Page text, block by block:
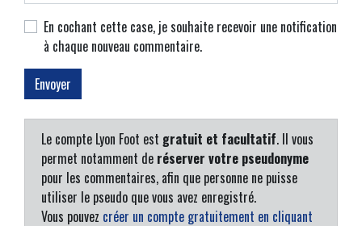
En cochant cette case, je souhaite recevoir une notification
à chaque nouveau commentaire.
Le compte Lyon Foot est gratuit et facultatif. Il vous
permet notamment de réserver votre pseudonyme
pour les commentaires, afin que personne ne puisse
utiliser le pseudo que vous avez enregistré.
Vous pouvez créer un compte gratuitement en cliquant